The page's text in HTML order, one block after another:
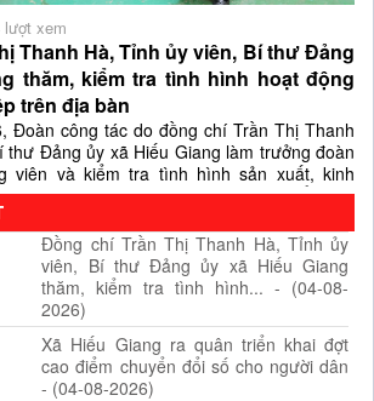
lượt xem
Thanh Hà, Tỉnh ủy viên, Bí thư Đảng
thăm, kiểm tra tình hình hoạt động
trên địa bàn
Đoàn công tác do đồng chí Trần Thị Thanh
thư Đảng ủy xã Hiếu Giang làm trưởng đoàn
viên và kiểm tra tình hình sản xuất, kinh
viên năng lượng Cam Lộ và Công ty Cổ phần
ty bia Camel) đóng tại các Cụm công...
Đồng chí Trần Thị Thanh Hà, Tỉnh ủy
viên, Bí thư Đảng ủy xã Hiếu Giang
thăm, kiểm tra tình hình... - (04-08-
2026)
Xã Hiếu Giang ra quân triển khai đợt
cao điểm chuyển đổi số cho người dân
- (04-08-2026)